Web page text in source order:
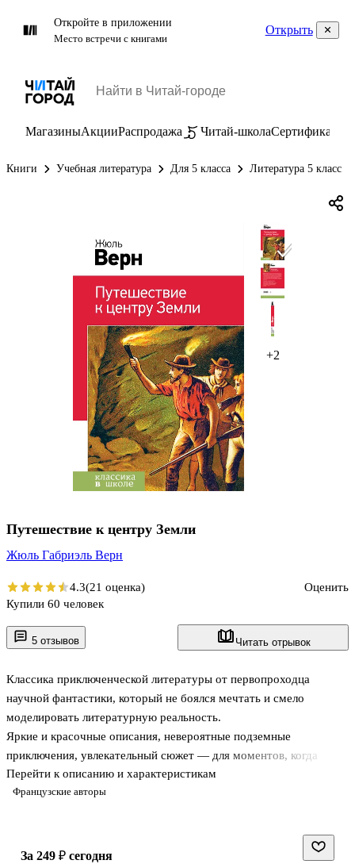
Откройте в приложении
Место встречи с книгами
Открыть
МагазиныАкцииРаспродажа Читай-школаСертификаты
Книги Учебная литература Для 5 класса Литература 5 класс
+2
5 отзывов Читать отрывок
Французские авторы
Классика приключенческой литературы от первопроходца
научной фантастики, который не боялся мечтать и смело
моделировать литературную реальность.
Яркие и красочные описания, невероятные подземные
приключения, увлекательный сюжет — для моментов, когда
хочется отправиться в дальние странствия.
Перейти к описанию и характеристикам
Путешествие к центру Земли
Жюль Габриэль Верн
4.3(21 оценка)
Оценить
Купили 60 человек
за 249 ₽ сегодня